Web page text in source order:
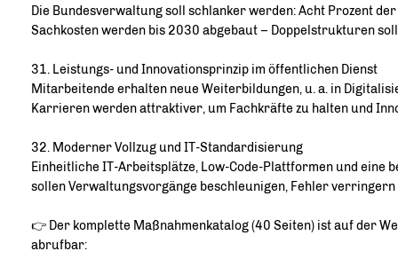
Die Bundesverwaltung soll schlanker werden: Acht Prozent
Sachkosten werden bis 2030 abgebaut – Doppelstrukturen
31. Leistungs- und Innovationsprinzip im öffentlichen Dienst
Mitarbeitende erhalten neue Weiterbildungen, u. a. in
Karrieren werden attraktiver, um Fachkräfte zu halten und
32. Moderner Vollzug und IT-Standardisierung
Einheitliche IT-Arbeitsplätze, Low-Code-Plattformen und eine
sollen Verwaltungsvorgänge beschleunigen, Fehler verringern
👉 Der komplette Maßnahmenkatalog (40 Seiten) ist auf der
abrufbar: